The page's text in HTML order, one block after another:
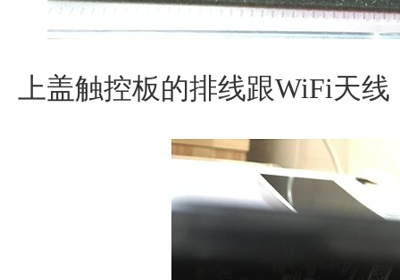
上盖触控板的排线跟WiFi天线